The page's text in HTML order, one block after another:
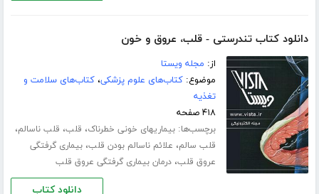
دانلود کتاب تندرستی - قلب، عروق و خون
از: مجله ویستا
موضوع:کتاب‌های علوم پزشکی،کتاب‌های سلامت و
تغذیه
۴۱۸ صفحه
برچسب‌ها:بیماریهای خونی خطرناک، قلب، قلب ناسالم،
قلب سالم، علائم ناسالم بودن قلب،بیماری گرفتگی
عروق قلب،درمان بیماری گرفتگی عروق قلب
دانلود کتاب